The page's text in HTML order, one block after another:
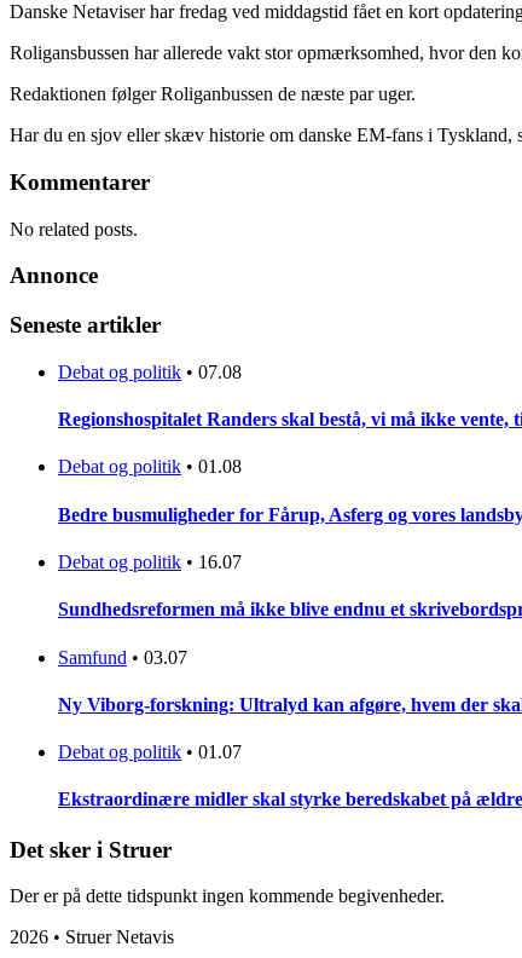
Danske Netaviser har fredag ved middagstid fået en kort
Roligansbussen har allerede vakt stor opmærksomhed, hvor den
Redaktionen følger Roliganbussen de næste par uger.
Har du en sjov eller skæv historie om danske EM-fans i Tyskland,
Kommentarer
No related posts.
Annonce
Seneste artikler
Debat og politik • 07.08
Regionshospitalet Randers skal bestå, vi må ikke vente,
Debat og politik • 01.08
Bedre busmuligheder for Fårup, Asferg og vores
Debat og politik • 16.07
Sundhedsreformen må ikke blive endnu et
Samfund • 03.07
Ny Viborg-forskning: Ultralyd kan afgøre, hvem der
Debat og politik • 01.07
Ekstraordinære midler skal styrke beredskabet på
Det sker i Struer
Der er på dette tidspunkt ingen kommende begivenheder.
2026 • Struer Netavis